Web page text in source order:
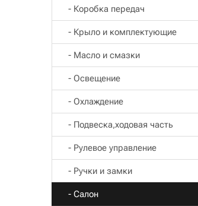
- Коробка передач
- Крыло и комплектующие
- Масло и смазки
- Освещение
- Охлаждение
- Подвеска,ходовая часть
- Рулевое управление
- Ручки и замки
- Салон